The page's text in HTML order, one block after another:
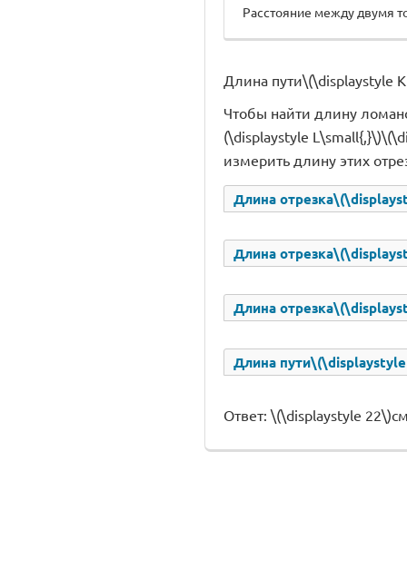
Расстояние между двумя
Длина пути\(\displaystyle
Чтобы найти длину
(\displaystyle
измерить длину этих
Длина
Длина
Длина
Длина
Ответ: \(\displaystyle